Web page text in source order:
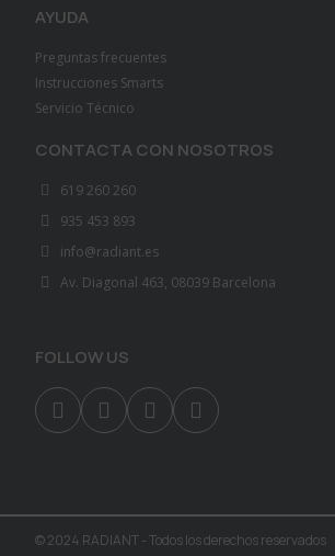
AYUDA
Preguntas frecuentes
Instrucciones Smarts
Servicio Técnico
CONTACTA CON NOSOTROS
619 260 260
935 453 893
info@radiant.es
Av. Diagonal 463, 08039 Barcelona
FOLLOW US
© 2024 RADIANT - Todos los derechos reservados